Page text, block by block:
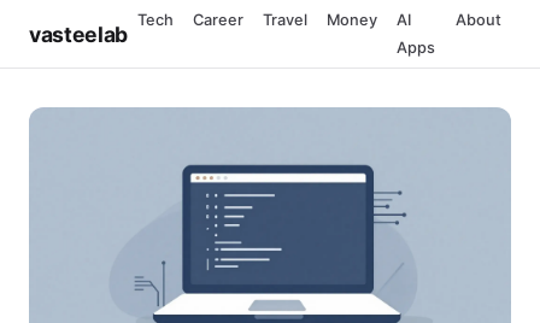
vasteelab
Tech Career Travel Money
AI
Apps
About